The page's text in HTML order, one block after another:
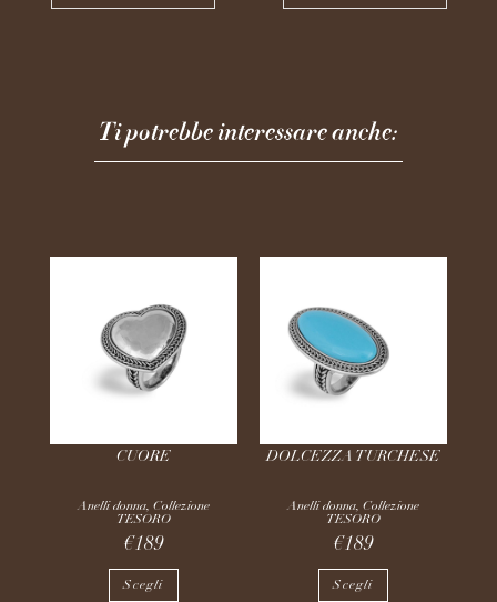
Ti potrebbe interessare anche:
CUORE
Anelli donna, Collezione
TESORO
€189
Scegli
DOLCEZZA TURCHESE
Anelli donna, Collezione
TESORO
€189
Scegli